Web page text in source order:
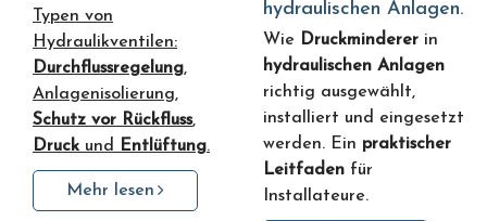
Typen von
Hydraulikventilen:
Durchflussregelung,
Anlagenisolierung,
Schutz vor Rückfluss,
Druck und Entlüftung.
Mehr lesen
hydraulischen Anlagen.
Wie Druckminderer in
hydraulischen Anlagen
richtig ausgewählt,
installiert und eingesetzt
werden. Ein praktischer
Leitfaden für
Installateure.